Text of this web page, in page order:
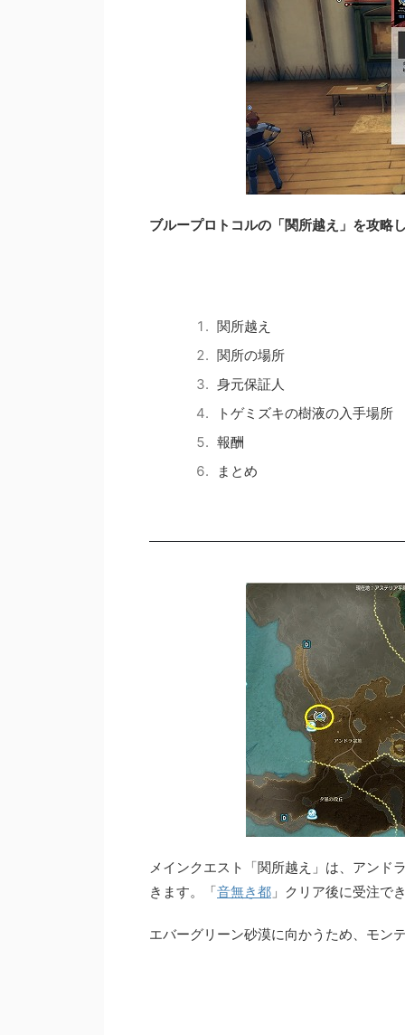
ブループロトコルの「関所越え」を攻略
関所越え
関所の場所
身元保証人
トゲミズキの樹液の入手場所
報酬
まとめ
メインクエスト「関所越え」は、アンド
きます。「音無き都 」クリア後に受注で
エバーグリーン砂漠に向かうため、モン